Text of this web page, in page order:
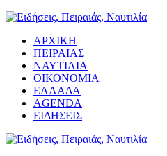
ΑΡΧΙΚΗ
ΠΕΙΡΑΙΑΣ
ΝΑΥΤΙΛΙΑ
ΟΙΚΟΝΟΜΙΑ
ΕΛΛΑΔΑ
AGENDA
ΕΙΔΗΣΕΙΣ